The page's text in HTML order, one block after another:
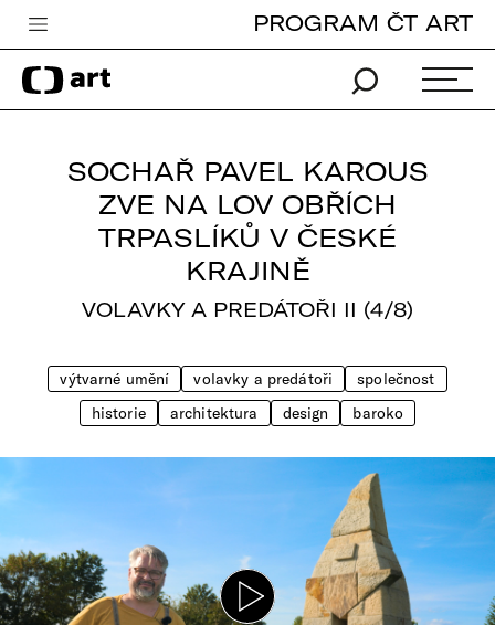
Česká televize
Zpravodajství
Vše o ČT
PROGRAM ČT ART
SOCHAŘ PAVEL KAROUS
ZVE NA LOV OBŘÍCH
TRPASLÍKŮ V ČESKÉ
KRAJINĚ
VOLAVKY A PREDÁTOŘI II (4/8)
výtvarné umění volavky a predátoři
společnost
historie
architektura design baroko